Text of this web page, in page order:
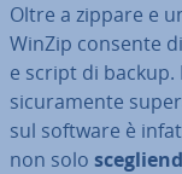
Oltre a zippare e
WinZip consente
e script di
si­cu­ra­men­te
sul software è
non solo